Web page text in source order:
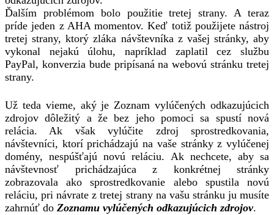
Ďalším problémom bolo použitie tretej strany. A teraz
príde jeden z AHA momentov. Keď totiž použijete nástroj
tretej strany, ktorý zláka návštevníka z vašej stránky, aby
vykonal nejakú úlohu, napríklad zaplatil cez službu
PayPal, konverzia bude pripísaná na webovú stránku tretej
strany.
Už teda vieme, aký je Zoznam vylúčených odkazujúcich
zdrojov dôležitý a že bez jeho pomoci sa spustí nová
relácia. Ak však vylúčite zdroj sprostredkovania,
návštevníci, ktorí prichádzajú na vaše stránky z vylúčenej
domény, nespúšťajú novú reláciu. Ak nechcete, aby sa
návštevnosť prichádzajúca z konkrétnej stránky
zobrazovala ako sprostredkovanie alebo spustila novú
reláciu, pri návrate z tretej strany na vašu stránku ju musíte
zahrnúť do Zoznamu vylúčených odkazujúcich zdrojov.